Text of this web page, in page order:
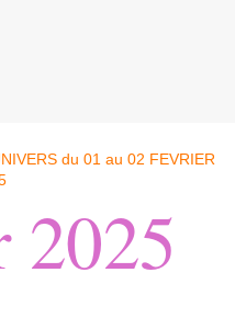
2025